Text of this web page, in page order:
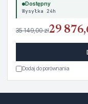
Dostępny
Wysyłka 24h
35 149,00 zł29
Dodaj do porównania